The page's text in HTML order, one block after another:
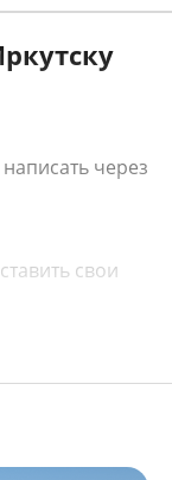
через
свои
30